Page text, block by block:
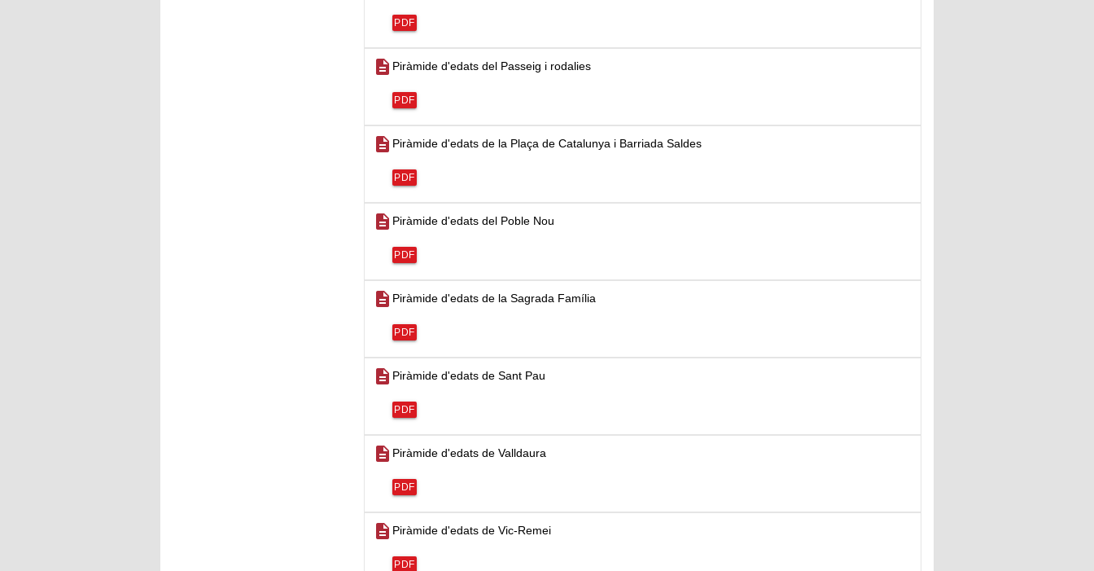
PDF
description Piràmide d'edats del Passeig i rodalies
PDF
description Piràmide d'edats de la Plaça de Catalunya i Barriada Saldes
PDF
description Piràmide d'edats del Poble Nou
PDF
description Piràmide d'edats de la Sagrada Família
PDF
description Piràmide d'edats de Sant Pau
PDF
description Piràmide d'edats de Valldaura
PDF
description Piràmide d'edats de Vic-Remei
PDF